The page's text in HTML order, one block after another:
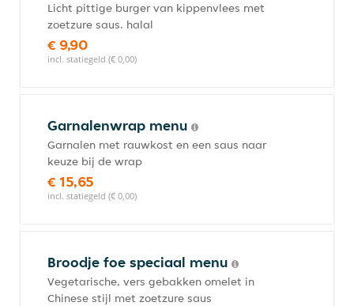
Licht pittige burger van kippenvlees met
zoetzure saus. halal
€ 9,90
incl. statiegeld (€ 0,00)
Garnalenwrap menu
Garnalen met rauwkost en een saus naar
keuze bij de wrap
€ 15,65
incl. statiegeld (€ 0,00)
Broodje foe speciaal menu
Vegetarische, vers gebakken omelet in
Chinese stijl met zoetzure saus